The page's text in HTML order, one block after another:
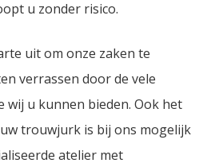
u zonder risico.
uit om onze zaken te
verrassen door de vele
wij u kunnen bieden. Ook het
trouwjurk is bij ons mogelijk
atelier met